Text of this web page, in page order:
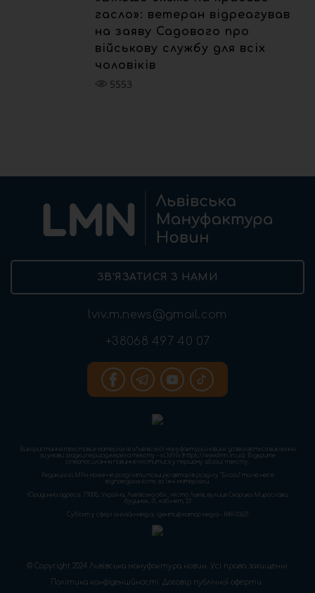
гасло»: ветеран відреагував
на заяву Садового про
військову службу для всіх
чоловіків
5553
ЗВ’ЯЗАТИСЯ З НАМИ
lviv.m.news@gmail.com
+38068 497 40 07
Використання текстових матеріалів «Львівської мануфактури новин» дозволяється виключно
за умови згадки першоджерела тексту – «LMN» (https://www.lmn.in.ua). Відкрите
гіперпосилання повинне міститися у першому абзаці тексту.
Редакція «LMN» може не розділяти позицію авторів розділу “Блоги” та не несе
відповідальність за їхні матеріали.
Юридична адреса: 79005, Україна, Львівська обл., місто Львів, вулиця Скорика Мирослава,
будинок, 31, кабінет, 23
Cуб'єкт у сфері онлайн-медіа; ідентифікатор медіа - R40-03621
© Copyright 2024 Львівська мануфактура новин. Усі права захищенні.
Політика конфіденційності Договір публічної оферти